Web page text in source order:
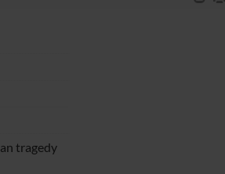
tragedy